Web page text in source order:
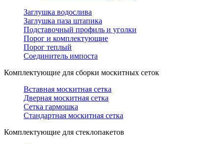
Заглушка водослива
Заглушка паза штапика
Подставочный профиль и уголки
Порог и комплектующие
Порог теплый
Соединитель импоста
Комплектующие для сборки москитных сеток
Вставная москитная сетка
Дверная москитная сетка
Сетка гармошка
Стандартная москитная сетка
Комплектующие для стеклопакетов